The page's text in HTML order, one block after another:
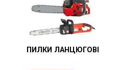
ПИЛКИ ЛАНЦЮГОВІ